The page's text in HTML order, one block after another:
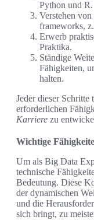
Python und R.
Verstehen
frameworks,
Erwerb
Praktika.
Ständige
Fähigkeiten,
halten.
Jeder dieser Schritte
erforderlichen
Karriere zu
Wichtige
Um als Big Data
technische
Bedeutung. Diese
der dynamischen
und die
sich bringt, zu